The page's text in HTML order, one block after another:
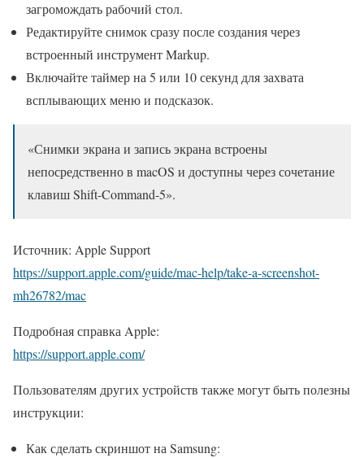
загромождать рабочий стол.
Редактируйте снимок сразу после создания через
встроенный инструмент Markup.
Включайте таймер на 5 или 10 секунд для захвата
всплывающих меню и подсказок.
«Снимки экрана и запись экрана встроены
непосредственно в macOS и доступны через сочетание
клавиш Shift-Command-5».
Источник: Apple Support
https://support.apple.com/guide/mac-help/take-a-screenshot-
mh26782/mac
Подробная справка Apple:
https://support.apple.com/
Пользователям других устройств также могут быть полезны
инструкции:
Как сделать скриншот на Samsung: